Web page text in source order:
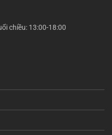
chiều: 13:00-18:00